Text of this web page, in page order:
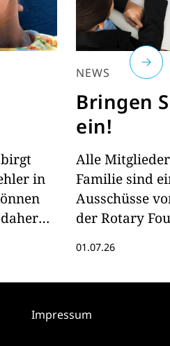
in
NEWS
Bringen
ein!
Alle
Familie sind
Ausschüsse
der Rotary
unterstützen
01.07.26
Impressum